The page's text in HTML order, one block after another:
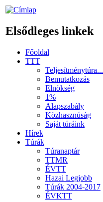
Elsődleges linkek
Főoldal
TTT
Teljesítménytúra...
Bemutatkozás
Elnökség
1%
Alapszabály
Közhasznúság
Saját túráink
Hírek
Túrák
Túranaptár
TTMR
ÉVTT
Hazai Legjobb
Túrák 2004-2017
ÉVKTT